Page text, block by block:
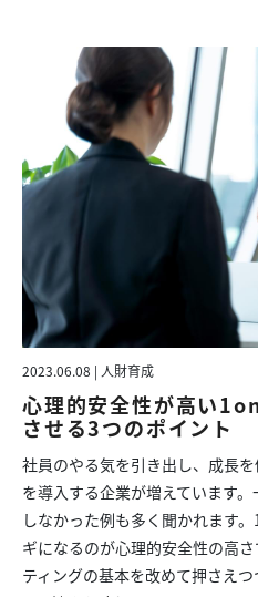
2023.06.08 | 人財育成
心理的安全性が高い
させる3つのポイント
社員のやる気を引き出し、成長
を導入する企業が増えています
しなかった例も多く聞かれます
ギになるのが心理的安全性の高
ティングの基本を改めて押さえ